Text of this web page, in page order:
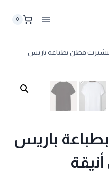
0
قطن بطباعة باريس
باريس